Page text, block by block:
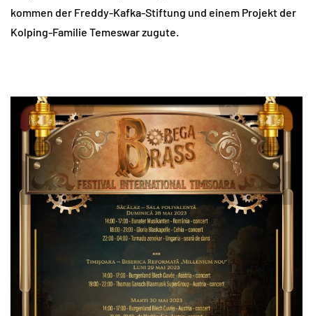
kommen der Freddy-Kafka-Stiftung und einem Projekt der
Kolping-Familie Temeswar zugute.